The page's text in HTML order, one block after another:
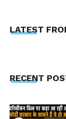
LATEST
RECENT